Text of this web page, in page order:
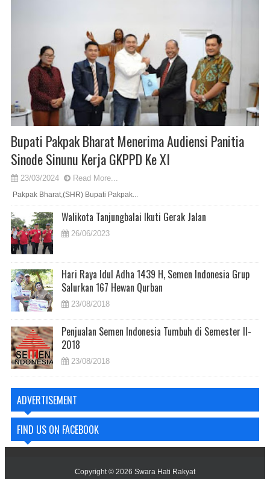
Bupati Pakpak Bharat Menerima Audiensi Panitia
Sinode Sinunu Kerja GKPPD Ke XI
23/03/2024 Read More...
Pakpak Bharat,(SHR) Bupati Pakpak...
Walikota Tanjungbalai Ikuti Gerak Jalan
26/06/2023
Hari Raya Idul Adha 1439 H, Semen Indonesia Grup
Salurkan 167 Hewan Qurban
23/08/2018
Penjualan Semen Indonesia Tumbuh di Semester II-
2018
23/08/2018
ADVERTISEMENT
FIND US ON FACEBOOK
Copyright © 2026 Swara Hati Rakyat